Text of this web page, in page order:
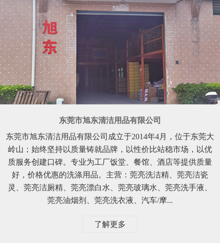
东莞市旭东清洁用品有限公司
东莞市旭东清洁用品有限公司成立于2014年4月，位于东莞大
岭山；始终坚持以质量铸就品牌，以性价比站稳市场，以优
质服务创建口碑。专业为工厂饭堂、餐馆、酒店等提供质量
好，价格优惠的洗涤用品。主营：莞亮洗洁精、莞亮洁瓷
灵、莞亮洁厕精、莞亮漂白水、莞亮玻璃水、莞亮洗手液、
莞亮油烟剂、莞亮洗衣液、汽车/摩...
了解更多